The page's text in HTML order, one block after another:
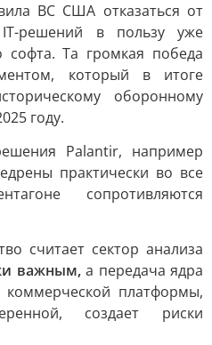
ВС США отказаться от
IT-решений в пользу уже
софта. Та громкая победа
который в итоге
оборонному
году.
Palantir, например
практически во все
сопротивляются
считает сектор анализа
важным,а передача ядра
коммерческой платформы,
создает риски